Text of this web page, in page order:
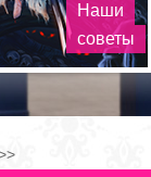
Наши
советы